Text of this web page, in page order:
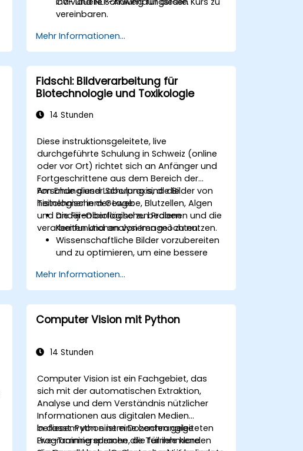
vereinbaren.
Mehr Informationen...
Fidschi: Bildverarbeitung für
Biotechnologie und Toxikologie
14 Stunden
Diese instruktionsgeleitete, live
durchgeführte Schulung in Schweiz (online
oder vor Ort) richtet sich an Anfänger und
Fortgeschrittene aus dem Bereich der
Forschung und Laborpraxis, die Bilder von
histologischem Gewebe, Blutzellen, Algen
und anderen biologischen Proben
verarbeiten und analysieren möchten.
Am Ende dieser Schulung sind die
Teilnehmer in der Lage:
Die Fiji-Oberfläche zu bedienen und die
Kernfunktionen von ImageJ zu nutzen.
Wissenschaftliche Bilder vorzubereiten
und zu optimieren, um eine bessere
Bilder quantitativ zu analysieren,
darunter Zellzählungen und
Flächenmessungen.
Wiederkehrende Aufgaben durch
Makros und Plugins zu automatisieren.
Bildanalyseanforderungen in der
Mehr Informationen...
Computer Vision mit Python
14 Stunden
Computer Vision ist ein Fachgebiet, das
sich mit der automatischen Extraktion,
Analyse und dem Verständnis nützlicher
Informationen aus digitalen Medien
befasst. Python ist eine hochrangige
Programmiersprache, die für ihre klare
In diesem von einem Dozenten geleiteten
Live-Training erlernen die Teilnehmenden